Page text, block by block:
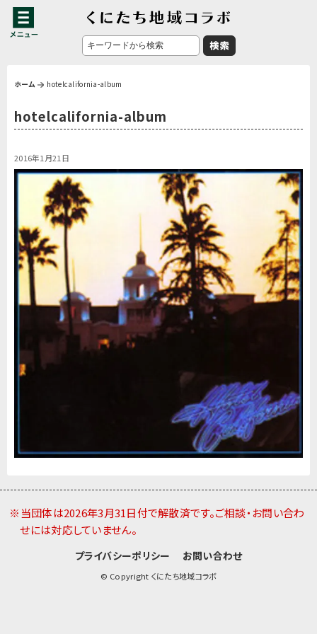
ホーム hotelcalifornia-album
hotelcalifornia-album
2016年1月21日
※当団体は2026年3月31日付で解散済です。ご相談・お問い合わ
せには対応していません。
プライバシーポリシー お問い合わせ
© Copyright くにたち地域コラボ